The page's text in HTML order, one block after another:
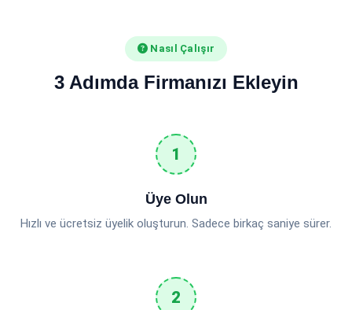
Nasıl Çalışır
3 Adımda Firmanızı Ekleyin
Üye Olun
Hızlı ve ücretsiz üyelik oluşturun. Sadece birkaç saniye sürer.